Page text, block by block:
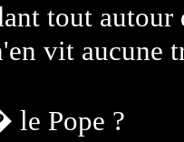
tout
vit aucune
le Pope ?